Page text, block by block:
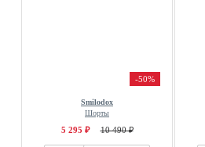
-50%
Smilodox
Шорты
5 295 ₽ 10 490 ₽